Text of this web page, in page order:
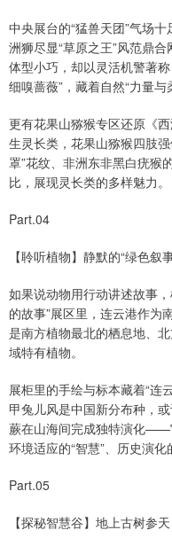
中央展台的“猛兽天团”气场
洲狮尽显“草原之王”风范鼎
体型小巧，却以灵活机警著
细嗅蔷薇”，藏着自然“力量与
更有花果山猕猴专区还原《
生灵长类，花果山猕猴四肢
罩”花纹、非洲东非黑白疣猴
比，展现灵长类的多样魅力。
Part.04
【聆听植物】静默的“绿色叙
如果说动物用行动讲述故事
的故事”展区里，连云港作为
是南方植物最北的栖息地、
域特有植物。
展柜里的手绘与标本藏着“连
甲兔儿风是中国新分布种，
蕨在山海间完成独特演化——
环境适应的“智慧”、历史演化
Part.05
【探秘智慧谷】地上古树参